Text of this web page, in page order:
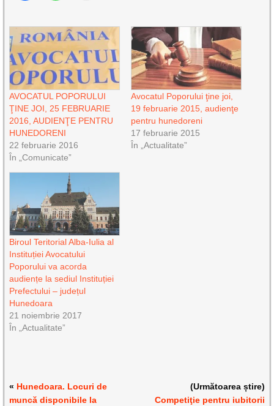
AVOCATUL POPORULUI
ŢINE JOI, 25 FEBRUARIE
2016, AUDIENŢE PENTRU
HUNEDORENI
22 februarie 2016
În „Comunicate”
Avocatul Poporului ţine joi,
19 februarie 2015, audienţe
pentru hunedoreni
17 februarie 2015
În „Actualitate”
Biroul Teritorial Alba-Iulia al
Instituției Avocatului
Poporului va acorda
audiențe la sediul Instituției
Prefectului – județul
Hunedoara
21 noiembrie 2017
În „Actualitate”
« Hunedoara. Locuri de
muncă disponibile la
(Următoarea știre)
Competiţie pentru iubitorii